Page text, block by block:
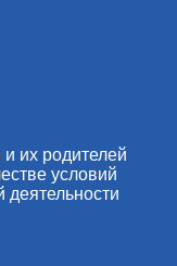
их родителей
условий
деятельности